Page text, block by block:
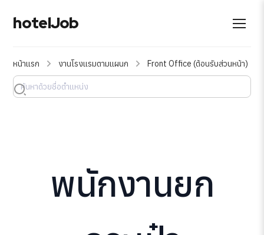
hotelJob
หน้าแรก งานโรงแรมตามแผนก Front Office (ต้อนรับส่วนหน้า)
พนักงานยก